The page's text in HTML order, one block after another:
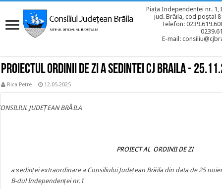
Piața Independenței nr. 1,
jud. Brăila, cod poștal
Telefon:
E-mail:
Proiectul ordinii de zi a sedintei CJ BRAILA -
Rica Petre 12.05.2025
JUDEȚEAN BRĂILA
AL ORDINII DE ZI
a ședinței extraordinare a Consiliului Județean Brăila din data de 25
B-dul Independenței nr.1